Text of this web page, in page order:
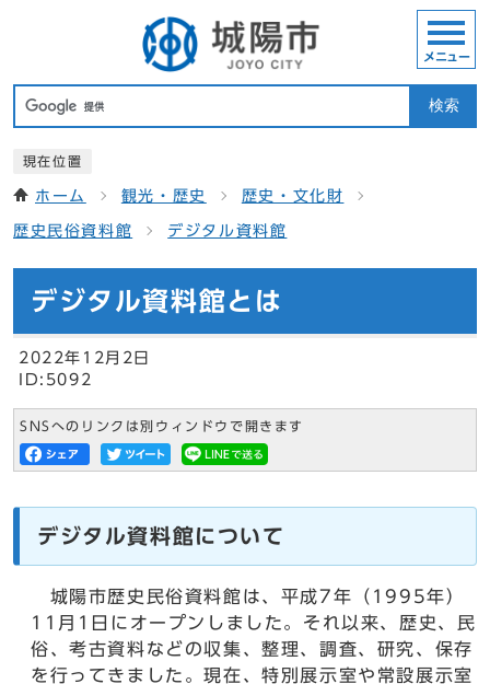
検索
メニュー
現在位置
ホーム 観光・歴史 歴史・文化財
歴史民俗資料館 デジタル資料館
デジタル資料館とは
2022年12月2日
ID:5092
SNSへのリンクは別ウィンドウで開きます
デジタル資料館について
城陽市歴史民俗資料館は、平成7年（1995年）
11月1日にオープンしました。それ以来、歴史、民
俗、考古資料などの収集、整理、調査、研究、保存
を行ってきました。現在、特別展示室や常設展示室